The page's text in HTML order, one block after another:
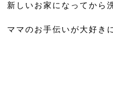
新しいお家になってから
ママのお手伝いが大好き